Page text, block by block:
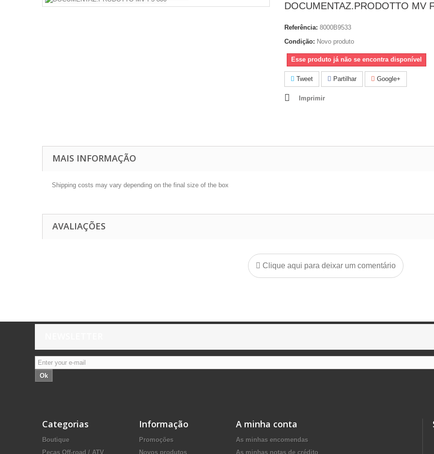
DOCUMENTAZ.PRODOTTO MV
Referência: 8000B9533
Condição: Novo produto
Esse produto já não se encontra disponível
Tweet Partilhar Google+
Imprimir
MAIS INFORMAÇÃO
Shipping costs may vary depending on the final size of the box
AVALIAÇÕES
Clique aqui para deixar um comentário
Ok
Categorias
Boutique
Peças Off-road / ATV
Informação
Promoções
Novos produtos
A minha conta
As minhas encomendas
As minhas notas de crédito